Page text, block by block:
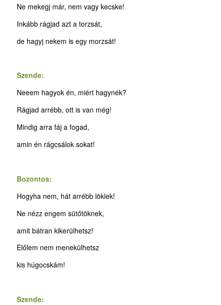
Ne mekegj már, nem vagy kecske!
Inkább rágjad azt a torzsát,
de hagyj nekem is egy morzsát!
Szende:
Neeem hagyok én, miért hagynék?
Rágjad arrébb, ott is van még!
Mindig arra fáj a fogad,
amin én rágcsálok sokat!
Bozontos:
Hogyha nem, hát arrébb löklek!
Ne nézz engem sütőtöknek,
amit bátran kikerülhetsz!
Előlem nem menekülhetsz
kis húgocskám!
Szende: